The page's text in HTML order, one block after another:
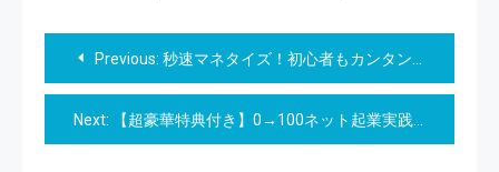
投
稿
ナ
Previous: 秒速マネタイズ！初心者もカンタンにできるインスタリール収益化ロードマップ
Next: 【超豪華特典付き】0→100ネット起業実践講座（動画教材約4時間）